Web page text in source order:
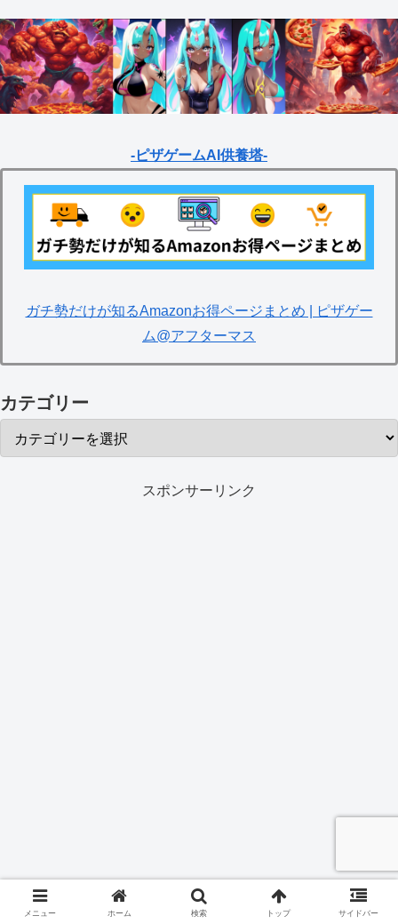
-ピザゲームAI供養塔-
ガチ勢だけが知るAmazonお得ページまとめ | ピザゲー
ム@アフターマス
カテゴリー
スポンサーリンク
メニュー ホーム 検索 トップ サイドバー